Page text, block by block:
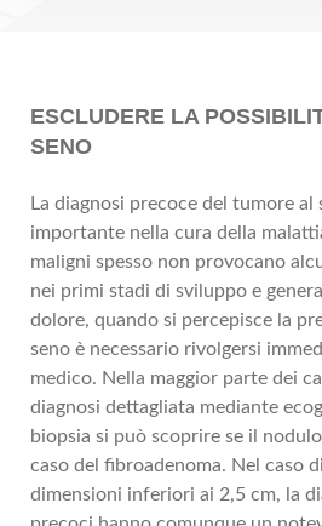
ESCLUDERE LA
SENO
La diagnosi precoce del tumore al
importante nella cura della
maligni spesso non provocano
nei primi stadi di sviluppo e
dolore, quando si percepisce la
seno è necessario rivolgersi
medico. Nella maggior parte dei
diagnosi dettagliata mediante
biopsia si può scoprire se il
caso del fibroadenoma. Nel caso
dimensioni inferiori ai 2,5 cm, la